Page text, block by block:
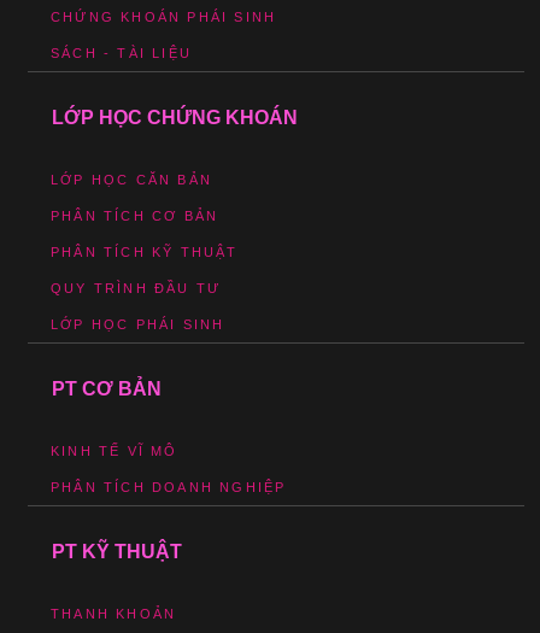
CHỨNG KHOÁN PHÁI SINH
SÁCH - TÀI LIỆU
LỚP HỌC CHỨNG KHOÁN
LỚP HỌC CĂN BẢN
PHÂN TÍCH CƠ BẢN
PHÂN TÍCH KỸ THUẬT
QUY TRÌNH ĐẦU TƯ
LỚP HỌC PHÁI SINH
PT CƠ BẢN
KINH TẾ VĨ MÔ
PHÂN TÍCH DOANH NGHIỆP
PT KỸ THUẬT
THANH KHOẢN